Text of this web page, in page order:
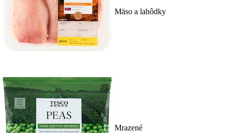
Mäso a lahôdky
Mrazené